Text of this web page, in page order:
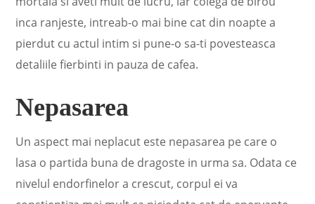
inca ranjeste, intreab-o mai bine cat din noapte a
pierdut cu actul intim si pune-o sa-ti povesteasca
detaliile fierbinti in pauza de cafea.
Nepasarea
Un aspect mai neplacut este nepasarea pe care o
lasa o partida buna de dragoste in urma sa. Odata ce
nivelul endorfinelor a crescut, corpul ei va